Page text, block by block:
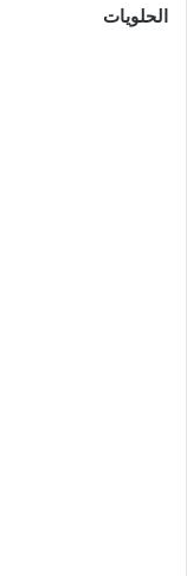
الحلويات